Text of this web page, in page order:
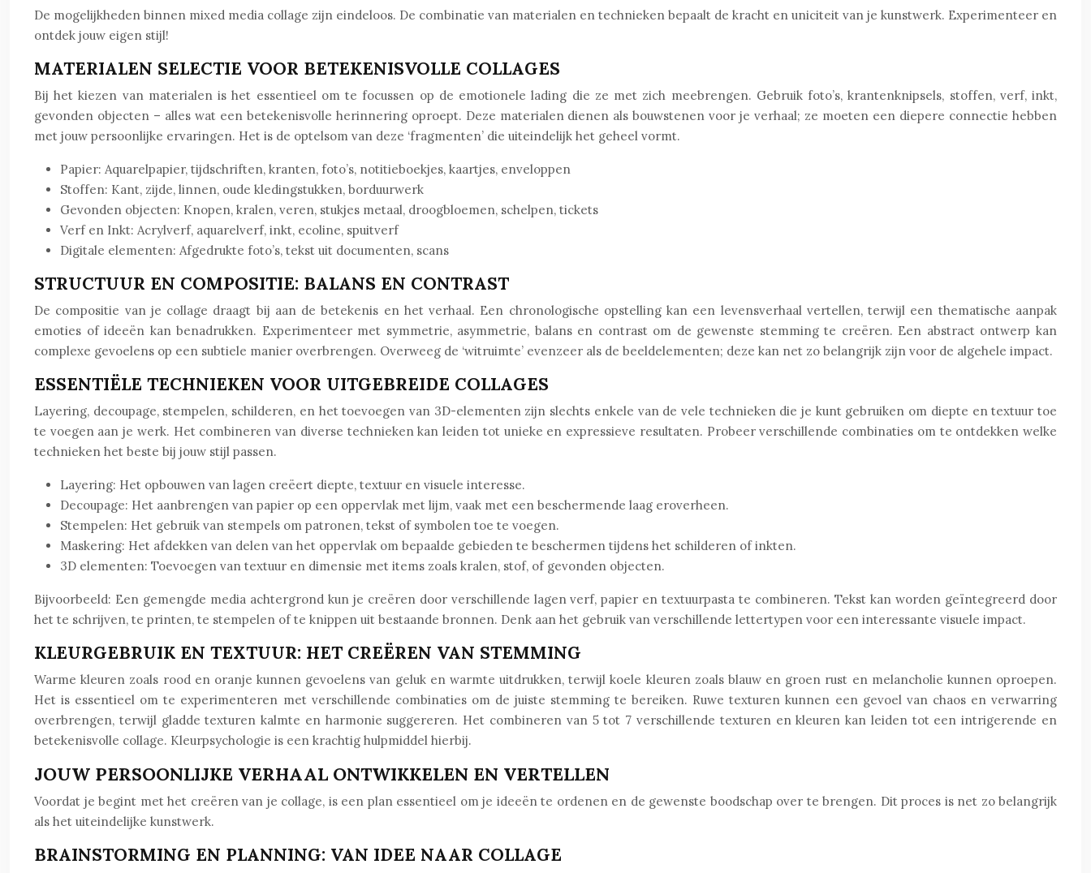
De mogelijkheden binnen mixed media collage zijn eindeloos. De combinatie van materialen en technieken bepaalt de kracht en uniciteit van je kunstwerk. Experimenteer en
ontdek jouw eigen stijl!
MATERIALEN SELECTIE VOOR BETEKENISVOLLE COLLAGES
Bij het kiezen van materialen is het essentieel om te focussen op de emotionele lading die ze met zich meebrengen. Gebruik foto’s, krantenknipsels, stoffen, verf, inkt,
gevonden objecten – alles wat een betekenisvolle herinnering oproept. Deze materialen dienen als bouwstenen voor je verhaal; ze moeten een diepere connectie hebben
met jouw persoonlijke ervaringen. Het is de optelsom van deze ‘fragmenten’ die uiteindelijk het geheel vormt.
Papier: Aquarelpapier, tijdschriften, kranten, foto’s, notitieboekjes, kaartjes, enveloppen
Stoffen: Kant, zijde, linnen, oude kledingstukken, borduurwerk
Gevonden objecten: Knopen, kralen, veren, stukjes metaal, droogbloemen, schelpen, tickets
Verf en Inkt: Acrylverf, aquarelverf, inkt, ecoline, spuitverf
Digitale elementen: Afgedrukte foto’s, tekst uit documenten, scans
STRUCTUUR EN COMPOSITIE: BALANS EN CONTRAST
De compositie van je collage draagt bij aan de betekenis en het verhaal. Een chronologische opstelling kan een levensverhaal vertellen, terwijl een thematische aanpak
emoties of ideeën kan benadrukken. Experimenteer met symmetrie, asymmetrie, balans en contrast om de gewenste stemming te creëren. Een abstract ontwerp kan
complexe gevoelens op een subtiele manier overbrengen. Overweeg de ‘witruimte’ evenzeer als de beeldelementen; deze kan net zo belangrijk zijn voor de algehele impact.
ESSENTIËLE TECHNIEKEN VOOR UITGEBREIDE COLLAGES
Layering, decoupage, stempelen, schilderen, en het toevoegen van 3D-elementen zijn slechts enkele van de vele technieken die je kunt gebruiken om diepte en textuur toe
te voegen aan je werk. Het combineren van diverse technieken kan leiden tot unieke en expressieve resultaten. Probeer verschillende combinaties om te ontdekken welke
technieken het beste bij jouw stijl passen.
Layering: Het opbouwen van lagen creëert diepte, textuur en visuele interesse.
Decoupage: Het aanbrengen van papier op een oppervlak met lijm, vaak met een beschermende laag eroverheen.
Stempelen: Het gebruik van stempels om patronen, tekst of symbolen toe te voegen.
Maskering: Het afdekken van delen van het oppervlak om bepaalde gebieden te beschermen tijdens het schilderen of inkten.
3D elementen: Toevoegen van textuur en dimensie met items zoals kralen, stof, of gevonden objecten.
Bijvoorbeeld: Een gemengde media achtergrond kun je creëren door verschillende lagen verf, papier en textuurpasta te combineren. Tekst kan worden geïntegreerd door
het te schrijven, te printen, te stempelen of te knippen uit bestaande bronnen. Denk aan het gebruik van verschillende lettertypen voor een interessante visuele impact.
KLEURGEBRUIK EN TEXTUUR: HET CREËREN VAN STEMMING
Warme kleuren zoals rood en oranje kunnen gevoelens van geluk en warmte uitdrukken, terwijl koele kleuren zoals blauw en groen rust en melancholie kunnen oproepen.
Het is essentieel om te experimenteren met verschillende combinaties om de juiste stemming te bereiken. Ruwe texturen kunnen een gevoel van chaos en verwarring
overbrengen, terwijl gladde texturen kalmte en harmonie suggereren. Het combineren van 5 tot 7 verschillende texturen en kleuren kan leiden tot een intrigerende en
betekenisvolle collage. Kleurpsychologie is een krachtig hulpmiddel hierbij.
JOUW PERSOONLIJKE VERHAAL ONTWIKKELEN EN VERTELLEN
Voordat je begint met het creëren van je collage, is een plan essentieel om je ideeën te ordenen en de gewenste boodschap over te brengen. Dit proces is net zo belangrijk
als het uiteindelijke kunstwerk.
BRAINSTORMING EN PLANNING: VAN IDEE NAAR COLLAGE